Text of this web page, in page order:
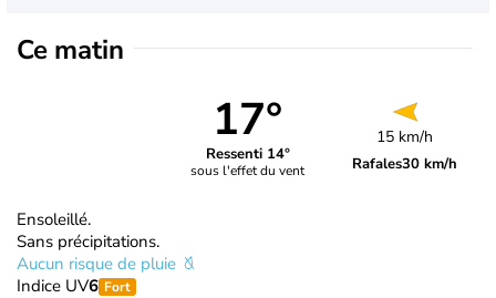
Ce matin
17°
Ressenti 14°
sous l'effet du vent
15 km/h
Rafales30 km/h
Ensoleillé.
Sans précipitations.
Aucun risque de pluie
Indice UV6 Fort